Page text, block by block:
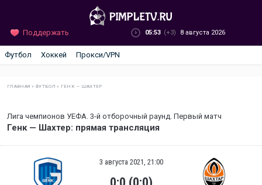
Поддержать 05:53 (+3) 8 августа 2026
Футбол Хоккей Прокси/VPN
ГЛАВНАЯ »ФУТБОЛ » ГЕНК — ШАХТЕР
Лига чемпионов УЕФА. 3-й отборочный раунд. Первый матч
Генк — Шахтер: прямая трансляция
3 августа 2021, 21:00